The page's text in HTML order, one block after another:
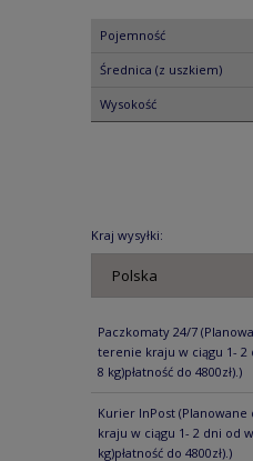
Pojemność
Średnica (z uszkiem)
Wysokość
Kraj wysyłki:
Paczkomaty 24/7
terenie kraju w ciągu 1- 2
8 kg)płatność do 4800zł).)
Kurier InPost
kraju w ciągu 1- 2 dni od
kg)płatność do 4800zł).)